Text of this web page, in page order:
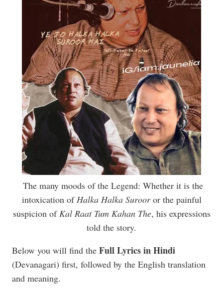
The many moods of the Legend: Whether it is the
intoxication ofHalka Halka Surooror the painful
suspicion ofKal Raat Tum Kahan The, his expressions
told the story.
Below you will find the Full Lyrics in Hindi
(Devanagari) first, followed by the English translation
and meaning.